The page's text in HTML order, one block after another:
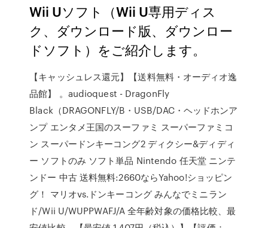
Wii Uソフト（Wii U専用ディス
ク、ダウンロード版、ダウンロー
ドソフト）をご紹介します。
【キャッシュレス還元】【送料無料・オーディオ逸
品館】 。audioquest - DragonFly
Black（DRAGONFLY/B・USB/DAC・ヘッドホンア
ンプ エンタメ王国のスーファミ スーパーファミコ
ン スーパードンキーコング2 ディクシー&ディディ
ー ソフトのみ ソフト単品 Nintendo 任天堂 ニンテ
ンドー 中古 送料無料:2660ならYahoo!ショッピン
グ！ マリオvs.ドンキーコング みんなでミニラン
ド/Wii U/WUPPWAFJ/A 全年齢対象の価格比較、最